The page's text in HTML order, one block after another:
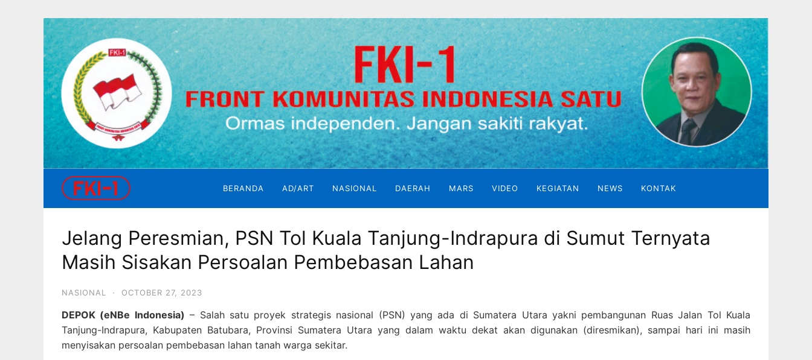
FKI
1
Front
Komunitas
Indonesia
Satu
BERANDA AD/ART NASIONAL DAERAH MARS VIDEO KEGIATAN NEWS KONTAK
Jelang Peresmian, PSN Tol Kuala Tanjung-Indrapura di Sumut Ternyata
Masih Sisakan Persoalan Pembebasan Lahan
NASIONAL · OCTOBER 27, 2023
DEPOK (eNBe Indonesia) – Salah satu proyek strategis nasional (PSN) yang ada di Sumatera Utara yakni pembangunan Ruas Jalan Tol Kuala
Tanjung-Indrapura, Kabupaten Batubara, Provinsi Sumatera Utara yang dalam waktu dekat akan digunakan (diresmikan), sampai hari ini masih
menyisakan persoalan pembebasan lahan tanah warga sekitar.